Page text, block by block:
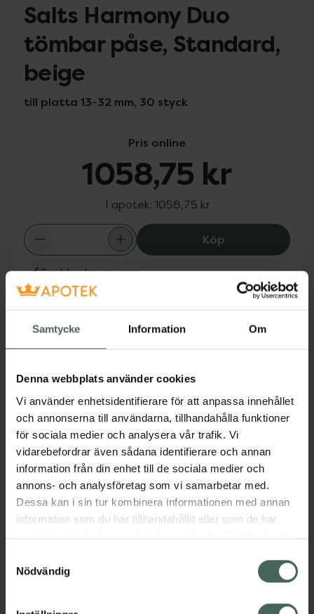
Samtycke Information Om
Denna webbplats använder cookies
Vi använder enhetsidentifierare för att anpassa innehållet
och annonserna till användarna, tillhandahålla funktioner
för sociala medier och analysera vår trafik. Vi
vidarebefordrar även sådana identifierare och annan
information från din enhet till de sociala medier och
annons- och analysföretag som vi samarbetar med.
Dessa kan i sin tur kombinera informationen med annan
information som du har tillhandahållit eller som de har
samlat in när du har använt deras tjänster. Samtycke till
återkalla ditt samtycke via webbplatsens
cookieinställningar. Ett återkallat samtycke påverkar inte
lagligheten av behandling som skett innan återkallelsen.
Nödvändig
Salts Harmony Duo
tömbar påse, Standard,
beige
till platta 13-32 mm, 30 styck
Pris online
1058,75 kr
I apotek: 1058,75 kr
KöpSalts Harmony
Snabba leveranser
Finns i webblager
Aktuella erbjudanden
Beskrivning
Jämförpris 35,29 kr/st
EAN:
05035706056025
Kategorier:
MageStomi
Upptäck flera produkter inom